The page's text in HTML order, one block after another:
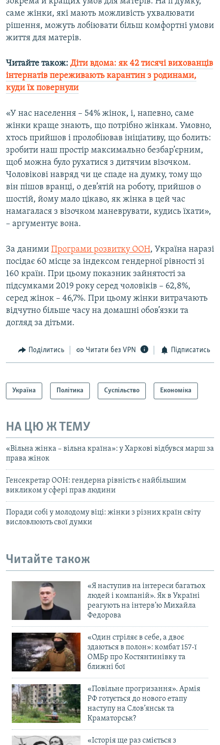
саме жінки, які мають можливість ухвалювати
рішення, можуть лобіювати більш комфортні умови
життя для матерів.
Читайте також: Діти вдома: як 42 тисячі вихованців
інтернатів переживають карантин з родинами,
куди їх повернули​
«У нас населення – 54% жінок, і, напевно, саме
жінки краще знають, що потрібно жінкам. Умовно,
хтось прийшов і пролобіював ініціативу, що болить:
зробити наш простір максимально безбар’єрним,
щоб можна було рухатися з дитячим візочком.
Чоловікові навряд чи це спаде на думку, тому що
він пішов вранці, о дев’ятій на роботу, прийшов о
шостій, йому мало цікаво, як жінка в цей час
намагалася з візочком маневрувати, кудись їхати»,
– аргументує вона.
За даними Програми розвитку ООН, Україна наразі
посідає 60 місце за індексом гендерної рівності зі
160 країн. При цьому показник зайнятості за
підсумками 2019 року серед чоловіків – 62,8%,
серед жінок – 46,7%. При цьому жінки витрачають
відчутно більше часу на домашні обов’язки та
догляд за дітьми.
Поділитись Читати без VPN Підписатись
Україна Політика Суспільство Економіка
НА ЦЮ Ж ТЕМУ
«Вільна жінка – вільна країна»: у Харкові відбувся марш за
права жінок
Генсекретар ООН: гендерна рівність є найбільшим
викликом у сфері прав людини
Поради собі у молодому віці: жінки з різних країн світу
висловлюють свої думки
Читайте також
«Я наступив на інтереси багатьох
людей і компаній». Як в Україні
реагують на інтерв’ю Михайла
Федорова
«Один стріляє в себе, а двоє
здаються в полон»: комбат 157-ї
ОМБр про Костянтинівку та
ближні бої
«Повільне прогризання». Армія
РФ готується до нового етапу
наступу на Слов’янськ та
Краматорськ?
«Історія ще раз сміється з